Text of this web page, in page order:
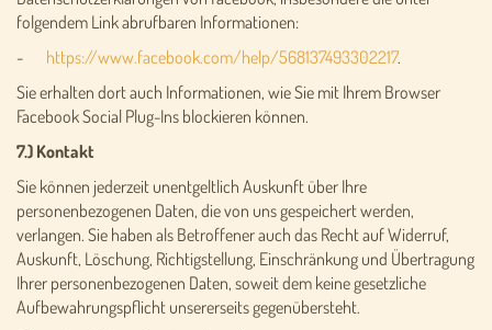
folgendem Link abrufbaren Informationen:
- https://www.facebook.com/help/568137493302217.
Sie erhalten dort auch Informationen, wie Sie mit Ihrem Browser
Facebook Social Plug-Ins blockieren können.
7.) Kontakt
Sie können jederzeit unentgeltlich Auskunft über Ihre
personenbezogenen Daten, die von uns gespeichert werden,
verlangen. Sie haben als Betroffener auch das Recht auf Widerruf,
Auskunft, Löschung, Richtigstellung, Einschränkung und Übertragung
Ihrer personenbezogenen Daten, soweit dem keine gesetzliche
Aufbewahrungspflicht unsererseits gegenübersteht.